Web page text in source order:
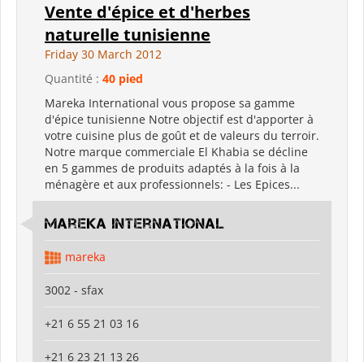
Vente d'épice et d'herbes
naturelle tunisienne
Friday 30 March 2012
Quantité : 40 pied
Mareka International vous propose sa gamme
d'épice tunisienne Notre objectif est d'apporter à
votre cuisine plus de goût et de valeurs du terroir.
Notre marque commerciale El Khabia se décline
en 5 gammes de produits adaptés à la fois à la
ménagère et aux professionnels: - Les Epices...
Mareka international
mareka
3002 - sfax
+21 6 55 21 03 16
+21 6 23 21 13 26